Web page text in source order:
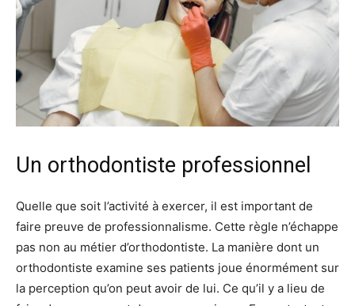
Un orthodontiste professionnel
Quelle que soit l’activité à exercer, il est important de
faire preuve de professionnalisme. Cette règle n’échappe
pas non au métier d’orthodontiste. La manière dont un
orthodontiste examine ses patients joue énormément sur
la perception qu’on peut avoir de lui. Ce qu’il y a lieu de